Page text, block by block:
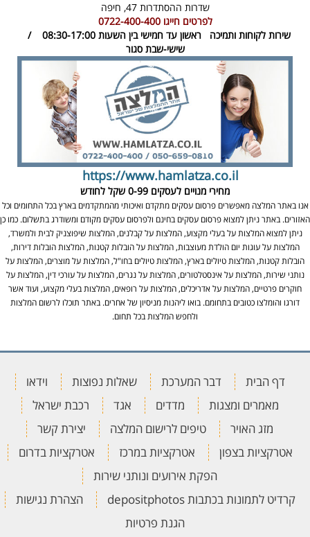
שדרות ההסתדרות 47,
חיפה
לפרטים חייגו0722-400-400
שירות לקוחות ותמיכה
ראשון עד חמישי בין השעות 08:30-17:00 /
שישי-שבת סגור
https://www.hamlatza.co.il
מחירי מנויים לעסקים 0-99 שקל לחודש
אנו באתר המלצה מאפשרים פרסום עסקים מתקדם ואיכותי מהמתקדמים בארץ בכל התחומים וכל
האזורים. באתר ניתן למצוא פרסום עסקים בחינם ולפרסום עסקים מקודם ומשודרג בתשלום. כמו כן
ניתן למצוא המלצות על בעלי מקצוע, המלצות על קבלנים, המלצות שיפוצניק לבית ולמשרד,
המלצות על עוגות יום הולדת מעוצבות, המלצות על הובלות קטנות, המלצות הובלות דירות,
הובלות קטנות, המלצות טיולים בארץ, המלצות טיולים בחו"ל, המלצות על מוצרים, המלצות על
נותני שירות, המלצות על אינסטלטורים, המלצות על נגרים, המלצות על עורכי דין, המלצות על
חוקרים פרטיים, המלצות על אדריכלים, המלצות על רופאים, המלצות בעלי מקצוע, ועוד אשר
דורגו והומלצו כטובים בתחומם. בואו ליהנות מניסיון של אחרים. באתר תוכלו לרשום המלצות
ולחפש המלצות בכל תחום.
דף הבית דבר המערכת שאלות נפוצות
וידאו
מאמרים ומצגות
מדדים אגד
רכבת ישראל
מזג האויר
טיפים לרישום המלצה
יצירת קשר
אטרקציות בצפון
אטרקציות במרכז
אטרקציות בדרום
הפקת אירועים ונותני שירות
קרדיט לתמונות בכתבות depositphotos
הצהרת נגישות
הגנת פרטיות